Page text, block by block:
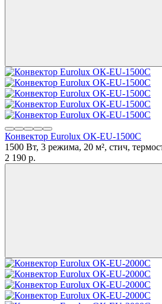
Конвектор Eurolux ОК-EU-1500C
1500 Вт, 3 режима, 20 м², стич,
2 190 p.